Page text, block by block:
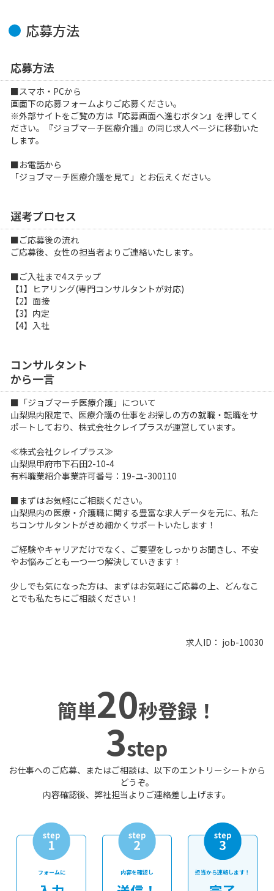
応募方法
応募方法
■スマホ・PCから
画面下の応募フォームよりご応募ください。
※外部サイトをご覧の方は『応募画面へ進むボタン』を押してく
ださい。『ジョブマーチ医療介護』の同じ求人ページに移動いた
します。
■お電話から
「ジョブマーチ医療介護を見て」とお伝えください。
選考プロセス
■ご応募後の流れ
ご応募後、女性の担当者よりご連絡いたします。
■ご入社まで4ステップ
【1】ヒアリング(専門コンサルタントが対応)
【2】面接
【3】内定
【4】入社
コンサルタント
から一言
■「ジョブマーチ医療介護」について
山梨県内限定で、医療介護の仕事をお探しの方の就職・転職をサ
ポートしており、株式会社クレイプラスが運営しています。
≪株式会社クレイプラス≫
山梨県甲府市下石田2-10-4
有料職業紹介事業許可番号：19-ユ-300110
■まずはお気軽にご相談ください。
山梨県内の医療・介護職に関する豊富な求人データを元に、私た
ちコンサルタントがきめ細かくサポートいたします！
ご経験やキャリアだけでなく、ご要望をしっかりお聞きし、不安
やお悩みごとも一つ一つ解決していきます！
少しでも気になった方は、まずはお気軽にご応募の上、どんなこ
とでも私たちにご相談ください！
求人ID： job-10030
簡単20秒登録！
3step
お仕事へのご応募、またはご相談は、以下のエントリーシートから
どうぞ。
内容確認後、弊社担当よりご連絡差し上げます。
フォームに 内容を確認し 担当から連絡します！